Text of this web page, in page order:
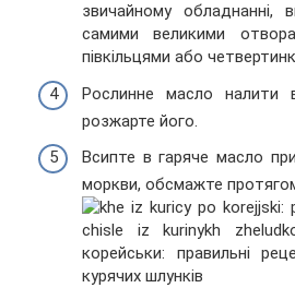
звичайному обладнанні,
самими великими
півкільцями або
Рослинне масло налити
розжарте його.
Всипте в гаряче масло
моркви, обсмажте